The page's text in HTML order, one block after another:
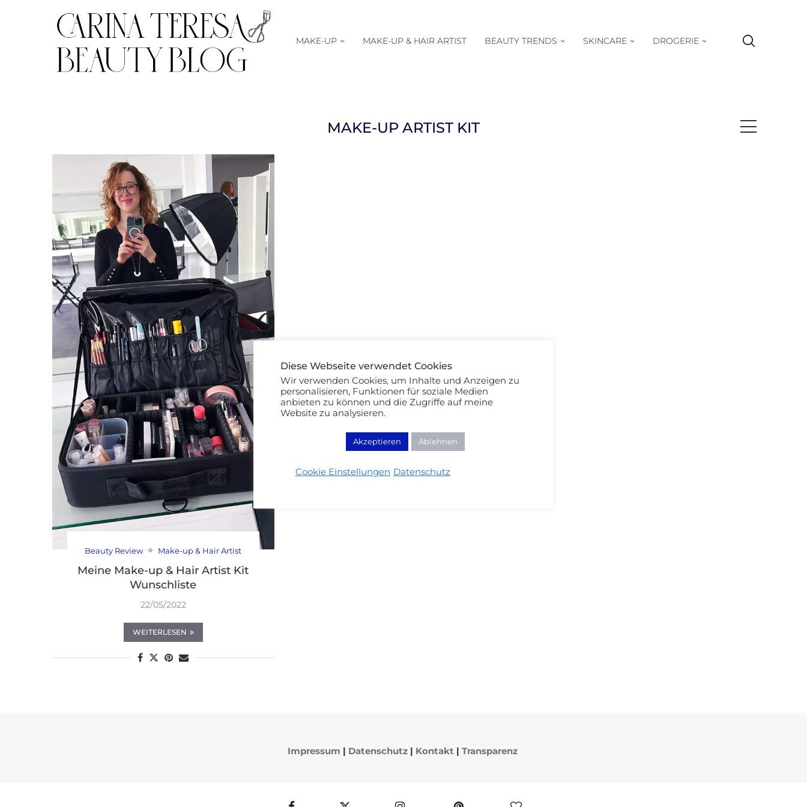
MAKE-UP MAKE-UP & HAIR ARTIST BEAUTY TRENDS SKINCARE DROGERIE
MAKE-UP ARTIST KIT
Beauty Review Make-up & Hair Artist
Meine Make-up & Hair Artist Kit
Wunschliste
22/05/2022
WEITERLESEN
Impressum | Datenschutz| Kontakt | Transparenz
Diese Webseite verwendet Cookies
Wir verwenden Cookies, um Inhalte und Anzeigen zu
personalisieren, Funktionen für soziale Medien
anbieten zu können und die Zugriffe auf meine
Website zu analysieren.
Akzeptieren Ablehnen
Cookie Einstellungen Datenschutz